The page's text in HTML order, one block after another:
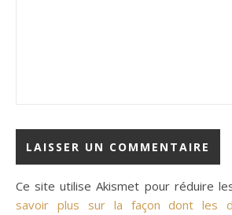
Ce site utilise Akismet pour réduire
savoir plus sur la façon dont les